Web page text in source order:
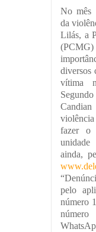
No mês
da
Lilás, a
diversos
vítima
fazer o
ainda,
pelo
número